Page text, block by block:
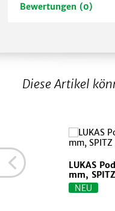
Bewertungen (0)
Diese Artikel
LUKAS
mm, SPITZ
NEU